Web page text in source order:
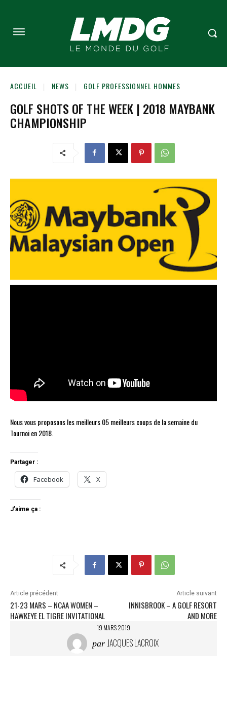
ACCUEIL NEWS GOLF PROFESSIONNEL HOMMES
GOLF SHOTS OF THE WEEK | 2018 MAYBANK
CHAMPIONSHIP
Nous vous proposons les meilleurs 05 meilleurs coups de la semaine du
Tournoi en 2018.
Partager :
Facebook X
J’aime ça :
Article précédent
21-23 MARS – NCAA WOMEN –
HAWKEYE EL TIGRE INVITATIONAL
Article suivant
INNISBROOK – A GOLF RESORT
AND MORE
19 MARS 2019
par JACQUES LACROIX